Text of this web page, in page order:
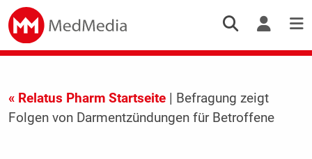
« Relatus Pharm Startseite| Befragung zeigt
Folgen von Darmentzündungen für Betroffene